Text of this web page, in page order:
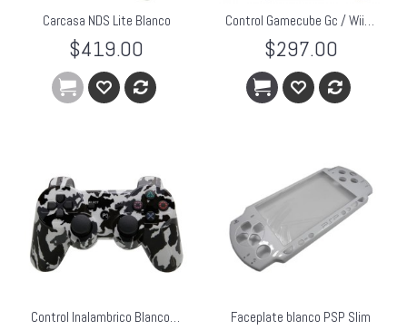
Carcasa NDS Lite Blanco
$419.00
Control Gamecube Gc / Wii TTX Blanco
$297.00
Control Inalambrico Blanco Ps3 Vibración Camo Camuflaje Dualshock3 Faceplate blanco PSP Slim